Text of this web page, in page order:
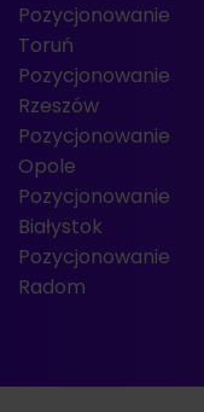
Pozycjonowanie
Toruń
Pozycjonowanie
Rzeszów
Pozycjonowanie
Opole
Pozycjonowanie
Białystok
Pozycjonowanie
Radom